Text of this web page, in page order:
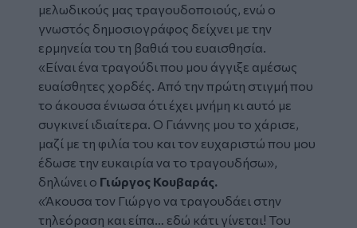
μελωδικούς μας τραγουδοποιούς, ενώ ο
γνωστός δημοσιογράφος δείχνει με την
ερμηνεία του τη βαθιά του ευαισθησία.
«Είναι ένα τραγούδι που μου άγγιξε αμέσως
ευαίσθητες χορδές. Από την πρώτη στιγμή που
το άκουσα ένιωσα ότι έχει μνήμη κι αυτό με
συγκινεί ιδιαίτερα. Ο Γιάννης μου το χάρισε,
μαζί με τη φιλία του και τον ευχαριστώ που μου
έδωσε την ευκαιρία να το τραγουδήσω»,
δηλώνει ο Γιώργος Κουβαράς.
«Άκουσα τον Γιώργο να τραγουδάει στην
τηλεόραση και είπα… εδώ κάτι γίνεται! Του